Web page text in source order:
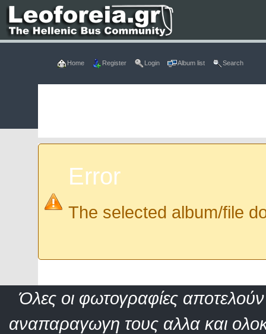
Home Register Login Album list Search
Error
The selected album/file
Όλες οι φωτογραφίες αποτελούν
αναπαραγωγη τους αλλα και